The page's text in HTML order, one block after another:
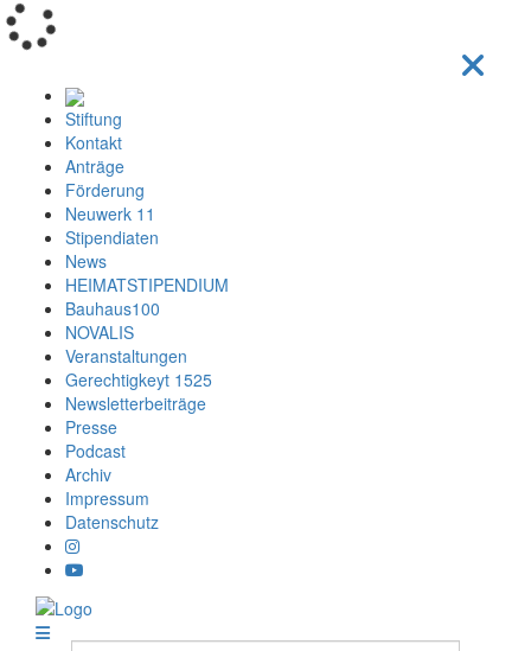
Stiftung
Kontakt
Anträge
Förderung
Neuwerk 11
Stipendiaten
News
HEIMATSTIPENDIUM
Bauhaus100
NOVALIS
Veranstaltungen
Gerechtigkeyt 1525
Newsletterbeiträge
Presse
Podcast
Archiv
Impressum
Datenschutz